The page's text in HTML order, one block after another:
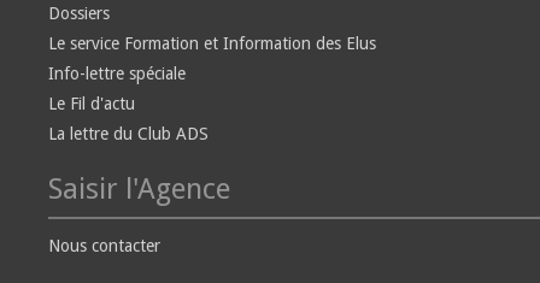
Dossiers
Le service Formation et Information des Elus
Info-lettre spéciale
Le Fil d'actu
La lettre du Club ADS
Saisir l'Agence
Nous contacter